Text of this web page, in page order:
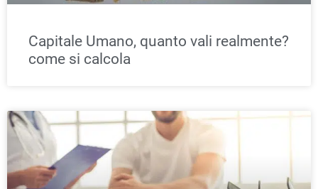
Capitale Umano, quanto vali realmente?
come si calcola